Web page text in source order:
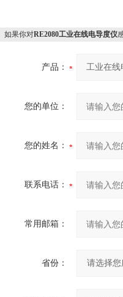
如果你对RE2080工业在线电导度仪
产品：
您的单位：
您的姓名：
联系电话：
常用邮箱：
省份：